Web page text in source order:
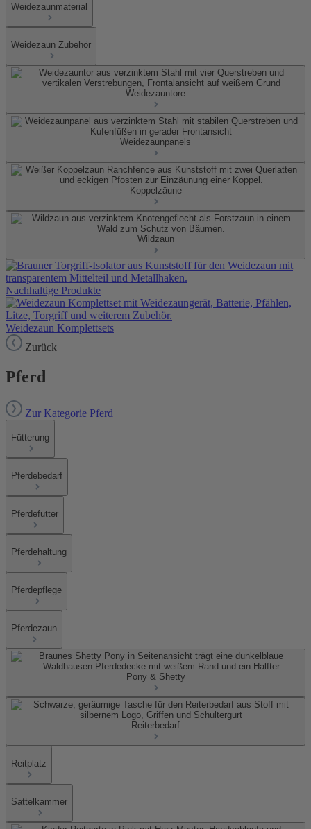
Weidezaunmaterial
Weidezaun Zubehör
Weidezauntore
Weidezaunpanels
Koppelzäune
Wildzaun
Nachhaltige Produkte
Weidezaun Komplettsets
Zurück
Pferd
Zur Kategorie Pferd
Fütterung
Pferdebedarf
Pferdefutter
Pferdehaltung
Pferdepflege
Pferdezaun
Pony & Shetty
Reiterbedarf
Reitplatz
Sattelkammer